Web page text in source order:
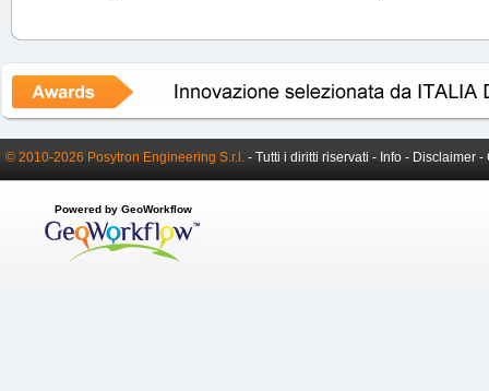
© 2010-2026 Posytron Engineering S.r.l. - Tutti i diritti riservati - Info - Disclaimer -
Powered by GeoWorkflow